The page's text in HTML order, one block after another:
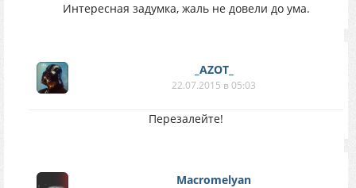
Интересная задумка, жаль не довели до ума.
_AZOT_
22.07.2015 в 05:03
Перезалейте!
Macromelyan